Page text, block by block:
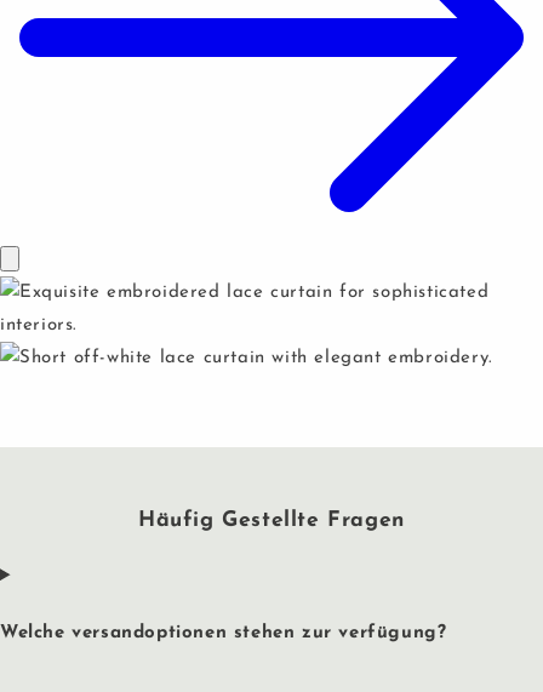
Häufig Gestellte Fragen
Welche versandoptionen stehen zur verfügung?